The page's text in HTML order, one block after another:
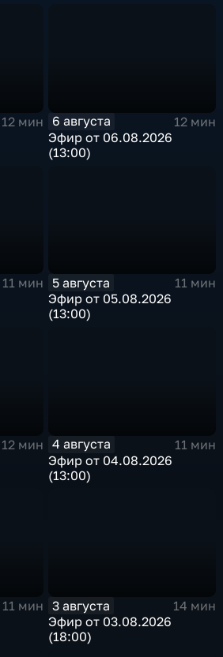
12 мин
6 августа
12 мин
Эфир от 06.08.2026
(13:00)
11 мин
5 августа
11 мин
Эфир от 05.08.2026
(13:00)
12 мин
4 августа
11 мин
Эфир от 04.08.2026
(13:00)
11 мин
3 августа
14 мин
Эфир от 03.08.2026
(18:00)